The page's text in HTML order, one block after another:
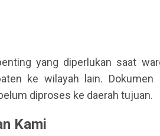
yang diperlukan saat
ke wilayah lain. Dokumen
diproses ke daerah tujuan.
Kami